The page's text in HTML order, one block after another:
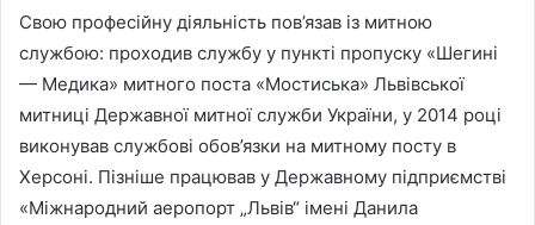
Свою професійну діяльність пов’язав із митною
службою: проходив службу у пункті пропуску «Шегині
— Медика» митного поста «Мостиська» Львівської
митниці Державної митної служби України, у 2014 році
виконував службові обов’язки на митному посту в
Херсоні. Пізніше працював у Державному підприємстві
«Міжнародний аеропорт „Львів“ імені Данила